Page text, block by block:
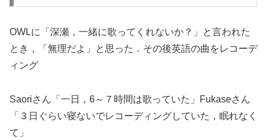
OWLに「深瀬，一緒に歌ってくれないか？」と言われた
とき，「無理だよ」と思った．その後英語の曲をレコーデ
ィング
Saoriさん「一日，6～７時間は歌っていた」Fukaseさん
「３日ぐらい寝ないでレコーディングしていた，眠れなく
て」